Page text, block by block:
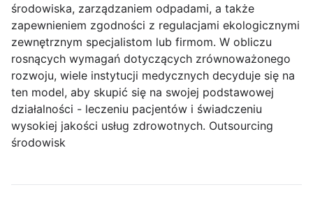
środowiska, zarządzaniem odpadami, a także
zapewnieniem zgodności z regulacjami ekologicznymi
zewnętrznym specjalistom lub firmom. W obliczu
rosnących wymagań dotyczących zrównoważonego
rozwoju, wiele instytucji medycznych decyduje się na
ten model, aby skupić się na swojej podstawowej
działalności - leczeniu pacjentów i świadczeniu
wysokiej jakości usług zdrowotnych. Outsourcing
środowisk